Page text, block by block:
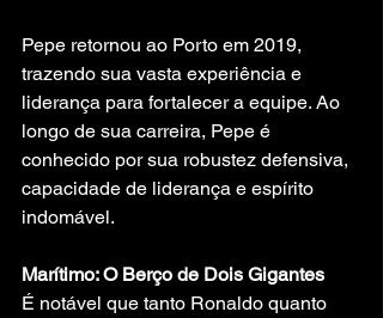
Pepe retornou ao Porto em 2019,
trazendo sua vasta experiência e
liderança para fortalecer a equipe. Ao
longo de sua carreira, Pepe é
conhecido por sua robustez defensiva,
capacidade de liderança e espírito
indomável.
Marítimo: O Berço de Dois Gigantes
É notável que tanto Ronaldo quanto